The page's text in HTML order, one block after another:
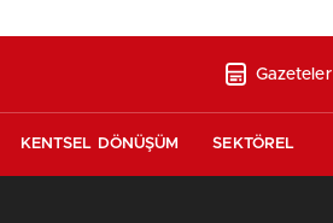
Gazeteler
KENTSEL DÖNÜŞÜM SEKTÖREL